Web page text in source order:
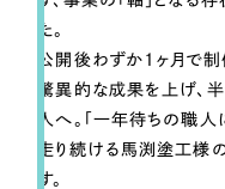
た。
公開後わずか1ヶ月で
驚異的な成果を上げ、
人へ。「一年待ちの職
走り続ける馬渕塗工様
す。